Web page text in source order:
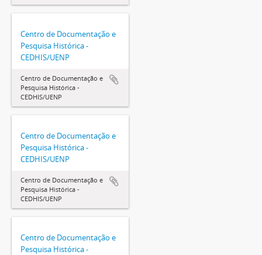
Centro de Documentação e
Pesquisa Histórica -
CEDHIS/UENP
Centro de Documentação e
Pesquisa Histórica -
CEDHIS/UENP
Centro de Documentação e
Pesquisa Histórica -
CEDHIS/UENP
Centro de Documentação e
Pesquisa Histórica -
CEDHIS/UENP
Centro de Documentação e
Pesquisa Histórica -